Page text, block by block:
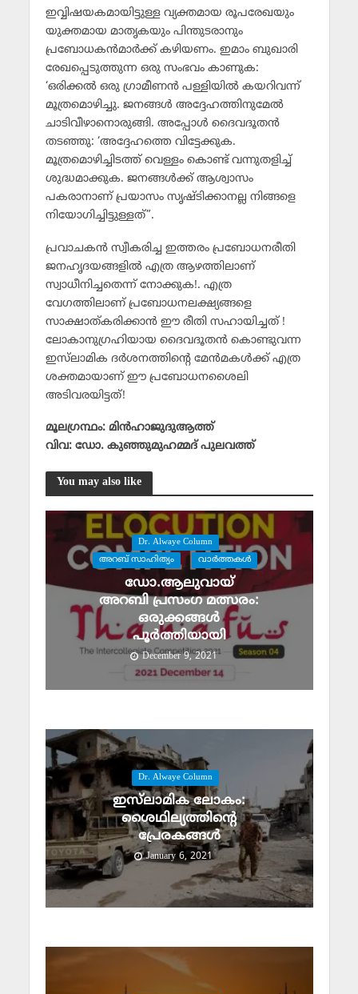
ഇവ്വിഷയകമായിട്ടുള്ള വ്യക്തമായ രൂപരേഖയും
യുക്തമായ മാതൃകയും പിന്തുടരാനും
പ്രബോധകന്‍മാര്‍ക്ക് കഴിയണം. ഇമാം ബുഖാരി
രേഖപ്പെടുത്തുന്ന ഒരു സംഭവം കാണുക:
‘ഒരിക്കല്‍ ഒരു ഗ്രാമീണന്‍ പള്ളിയില്‍ കയറിവന്ന്
മൂത്രമൊഴിച്ചു. ജനങ്ങള്‍ അദ്ദേഹത്തിനുമേല്‍
ചാടിവീഴാനൊരുങ്ങി. അപ്പോള്‍ ദൈവദൂതന്‍
തടഞ്ഞു: ‘അദ്ദേഹത്തെ വിട്ടേക്കുക.
മൂത്രമൊഴിച്ചിടത്ത് വെള്ളം കൊണ്ട് വന്നുതളിച്ച്
ശുദ്ധമാക്കുക. ജനങ്ങള്‍ക്ക് ആശ്വാസം
പകരാനാണ് പ്രയാസം സൃഷ്ടിക്കാനല്ല നിങ്ങളെ
നിയോഗിച്ചിട്ടുള്ളത്”.
പ്രവാചകന്‍ സ്വീകരിച്ച ഇത്തരം പ്രബോധനരീതി
ജനഹൃദയങ്ങളില്‍ എത്ര ആഴത്തിലാണ്
സ്വാധീനിച്ചതെന്ന് നോക്കുക!. എത്ര
വേഗത്തിലാണ് പ്രബോധനലക്ഷ്യങ്ങളെ
സാക്ഷാത്കരിക്കാന്‍ ഈ രീതി സഹായിച്ചത് !
ലോകാനുഗ്രഹിയായ ദൈവദൂതന്‍ കൊണ്ടുവന്ന
ഇസ്‌ലാമിക ദര്‍ശനത്തിന്റെ മേന്‍മകള്‍ക്ക് എത്ര
ശക്തമായാണ് ഈ പ്രബോധനശൈലി
അടിവരയിട്ടത്!
മൂലഗ്രന്ഥം: മിന്‍ഹാജുദുആത്ത്
വിവ: ഡോ. കുഞ്ഞുമുഹമ്മദ് പുലവത്ത്‌
You may also like
Dr. Alwaye Column
അറബ് സാഹിത്യം
വാര്‍ത്തകള്‍
ഡോ.ആലുവായ്
അറബി പ്രസംഗ മത്സരം:
ഒരുക്കങ്ങൾ
പൂർത്തിയായി
December 9, 2021
Dr. Alwaye Column
ഇസ്‌ലാമിക ലോകം:
ശൈഥില്യത്തിന്റെ
പ്രേരകങ്ങള്‍
January 6, 2021